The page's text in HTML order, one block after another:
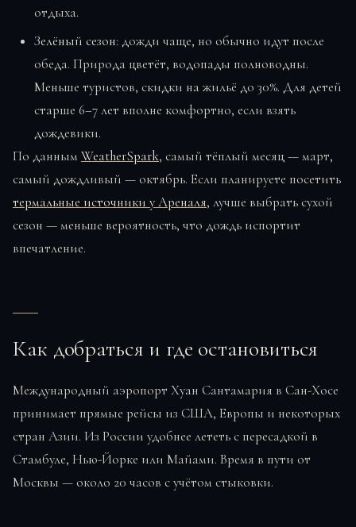
отдыха.
Зелёный сезон: дожди чаще, но обычно идут после
обеда. Природа цветёт, водопады полноводны.
Меньше туристов, скидки на жильё до 30%. Для детей
старше 6–7 лет вполне комфортно, если взять
дождевики.
По данным WeatherSpark, самый тёплый месяц — март,
самый дождливый — октябрь. Если планируете посетить
термальные источники у Ареналя, лучше выбрать сухой
сезон — меньше вероятность, что дождь испортит
впечатление.
Как добраться и где остановиться
Международный аэропорт Хуан Сантамария в Сан-Хосе
принимает прямые рейсы из США, Европы и некоторых
стран Азии. Из России удобнее лететь с пересадкой в
Стамбуле, Нью-Йорке или Майами. Время в пути от
Москвы — около 20 часов с учётом стыковки.